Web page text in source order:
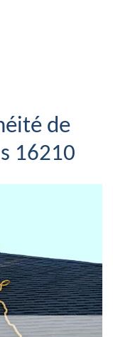
de
16210